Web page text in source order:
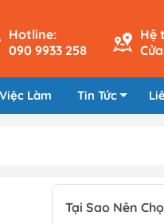
Hotline:
090 9933 258
Hệ
Làm Tin Tức
Tại Sao Nên